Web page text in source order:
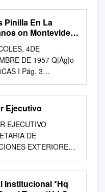
Pinilla En La
on Montevideo
Dic
4DE
DE 1957 Q|Ág|o
I Pág. 3
de Protesta
Partido Aprisfa
Emigrantes
Rojas Pinilla en la
on Montevideo
Cree SALZBURGO,
Haya de la Torre
Posición De los 580
húnga- un
Provisional en el
Ejecutivo
EJECUTIVO
DE
EXTERIORES
por el que se
el Tratado de
Mutua entre el
Institucional *Hq